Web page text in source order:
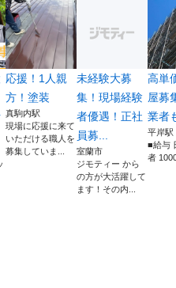
応援！1人親
方！塗装
真駒内駅
現場に応援に来て
いただける職人を
募集していま...
未経験大募
集！現場経験
者優遇！正社
員募...
室蘭市
ジモティー から
の方が大活躍して
ます！その内...
高単
屋募
業者
平岸駅
■給与
者